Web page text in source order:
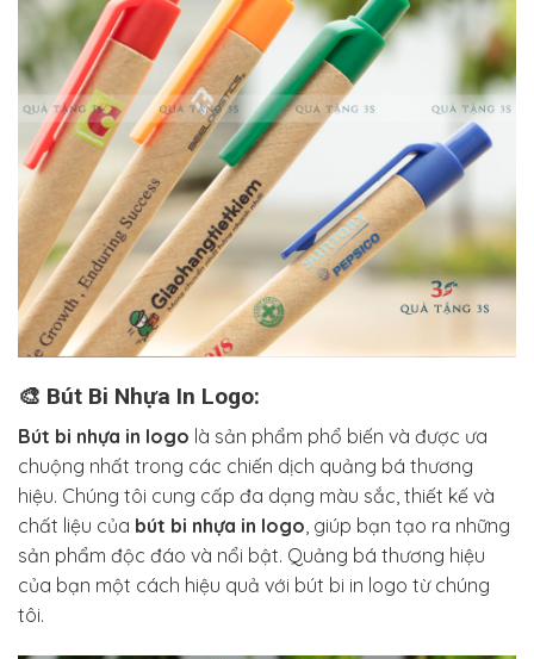
🎨 Bút Bi Nhựa In Logo:
Bút bi nhựa in logo là sản phẩm phổ biến và được ưa
chuộng nhất trong các chiến dịch quảng bá thương
hiệu. Chúng tôi cung cấp đa dạng màu sắc, thiết kế và
chất liệu của bút bi nhựa in logo, giúp bạn tạo ra những
sản phẩm độc đáo và nổi bật. Quảng bá thương hiệu
của bạn một cách hiệu quả với bút bi in logo từ chúng
tôi.